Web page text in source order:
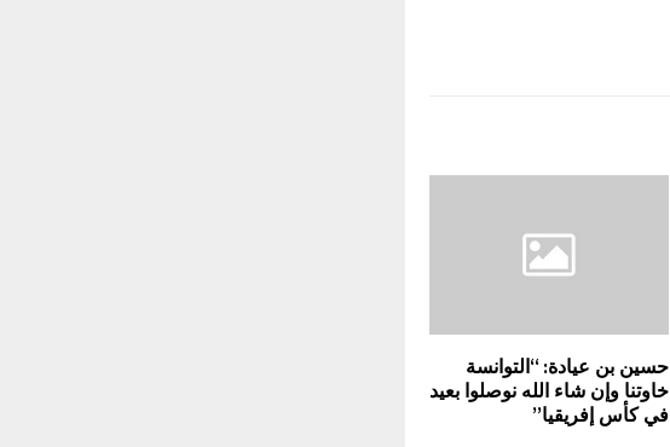
حسين بن عيادة: “التوانسة
خاوتنا وإن شاء الله نوصلوا بعيد
في كأس إفريقيا”